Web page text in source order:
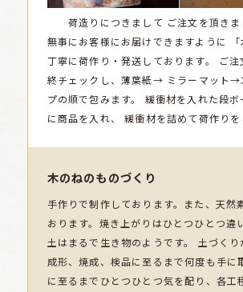
荷造りにつきまして ご注文を頂きま
無事にお客様にお届けできますように
丁寧に荷作り・発送しております。
ご
終チェックし、薄葉紙→ ミラーマット→
プの順で包みます。
緩衝材を入れた段ボ
に商品を入れ、
緩衝材を詰めて荷作りを
木のねのものづくり
手作りで制作しております。また、天然
おります。焼き上がりはひとつひとつ違
土はまるで生き物のようです。 土づくり
成形、焼成、検品に至るまで何度も手に
に至るまでひとつひとつ気を配り、各工